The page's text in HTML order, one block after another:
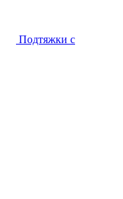
Подтяжки с